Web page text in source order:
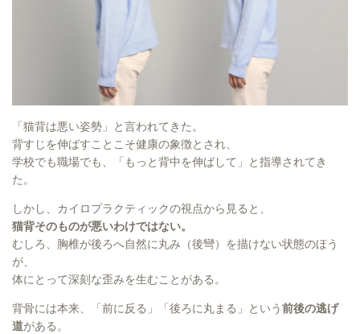
「猫背は悪い姿勢」と言われてきた。
背すじを伸ばすことこそ健康の象徴とされ、
学校でも職場でも、「もっと背中を伸ばして」と指導されてき
た。
しかし、カイロプラクティックの視点から見ると、
猫背そのものが悪いわけではない。
むしろ、胸椎が後ろへ自然に丸み（後彎）を描けない状態のほう
が、
体にとって深刻な歪みを生むことがある。
背骨には本来、「前に反る」「後ろに丸まる」という前後の逃げ
道がある。